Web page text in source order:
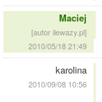
Maciej
[autor ilewazy.pl]
2010/05/18 21:49
karolina
2010/09/08 10:56